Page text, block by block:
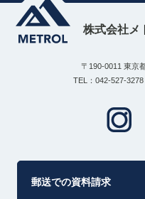
株式会社メ
〒190-0011 東京
TEL：042-527-
郵送での資料請求